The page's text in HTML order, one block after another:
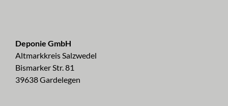
Deponie GmbH
Altmarkkreis Salzwedel
Bismarker Str. 81
39638 Gardelegen